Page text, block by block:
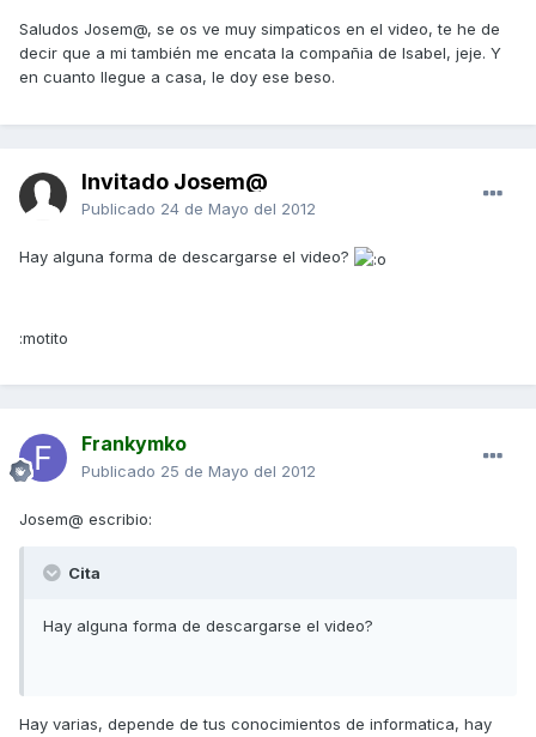
Saludos Josem@, se os ve muy simpaticos en el video, te he de
decir que a mi también me encata la compañia de Isabel, jeje. Y
en cuanto llegue a casa, le doy ese beso.
Invitado Josem@
Publicado 24 de Mayo del 2012
Hay alguna forma de descargarse el video?
:motito
Frankymko
Publicado 25 de Mayo del 2012
Josem@ escribio:
Cita
Hay alguna forma de descargarse el video?
Hay varias, depende de tus conocimientos de informatica, hay